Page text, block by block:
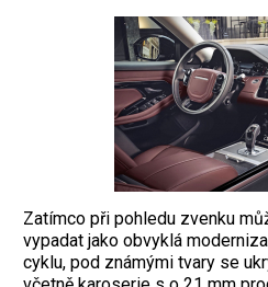
Zatímco při pohledu zvenku
vypadat jako obvyklá
cyklu, pod známými tvary se